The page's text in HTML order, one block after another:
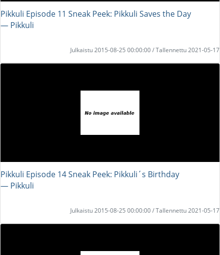
Pikkuli Episode 11 Sneak Peek: Pikkuli Saves the Day
― Pikkuli
Julkaistu 2015-08-25 00:00:00 / Tallennettu 2021-05-17
Pikkuli Episode 14 Sneak Peek: Pikkuli´s Birthday
― Pikkuli
Julkaistu 2015-08-25 00:00:00 / Tallennettu 2021-05-17